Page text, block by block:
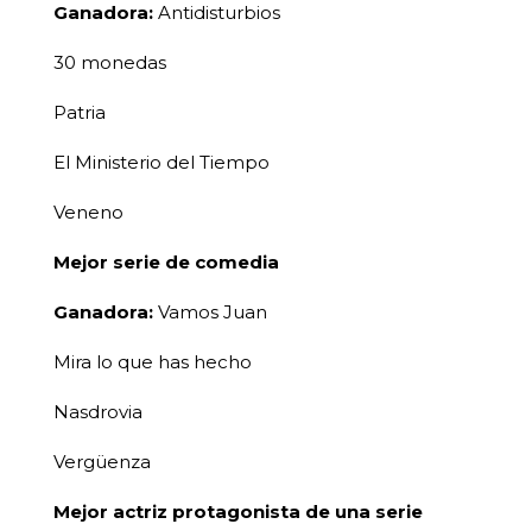
Ganadora:Antidisturbios
30 monedas
Patria
El Ministerio del Tiempo
Veneno
Mejor serie de comedia
Ganadora:Vamos Juan
Mira lo que has hecho
Nasdrovia
Vergüenza
Mejor actriz protagonista de una serie